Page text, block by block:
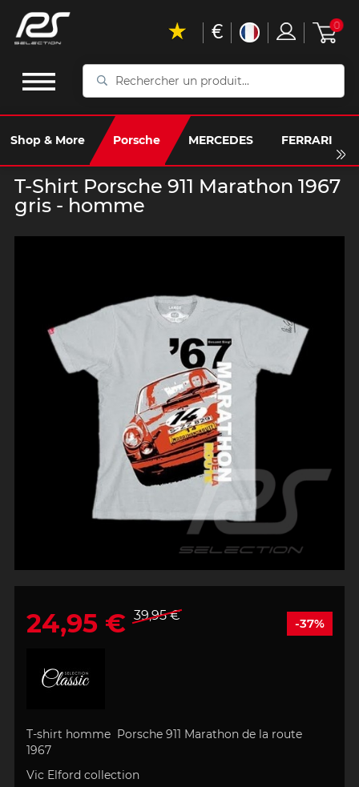
Rechercher
produit...
Shop & More Porsche MERCEDES FERRARI
€ 0
T-Shirt Porsche 911 Marathon 1967
gris - homme
24,95 € 39,95 € -37%
T-shirt homme Porsche 911 Marathon de la route
1967
Vic Elford collection